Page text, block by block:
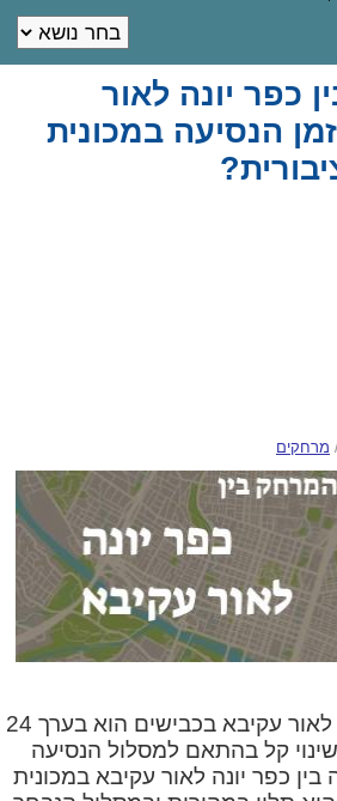
כפר יונה לאור
הנסיעה במכונית
מרחקים
המרחק בין כפר יונה לאור עקיבא בכבישים הוא בערך 24
קל בהתאם למסלול הנסיעה
כפר יונה לאור עקיבא במכונית